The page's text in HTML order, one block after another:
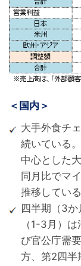
＜国内＞
大手外食チ
続いている
中心とした
同月比でマ
推移している
四半期（3
（1-3月）
び官公庁需
方、第2四半